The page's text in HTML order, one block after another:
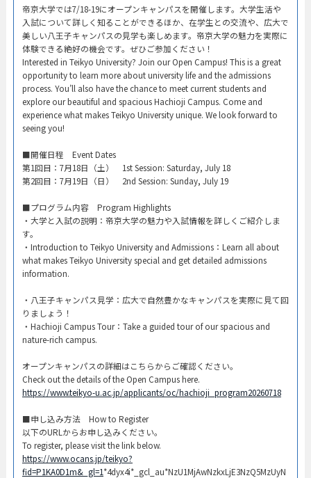
帝京大学では7/18-19にオープンキャンパスを開催します。大学生活や
入試について詳しく知ることができるほか、在学生との交流や、広大で
美しい八王子キャンパスの見学も楽しめます。帝京大学の魅力を実際に
体験できる絶好の機会です。ぜひご参加ください！
Interested in Teikyo University? Join our Open Campus! This is a great
opportunity to learn more about university life and the admissions
process. You’ll also have the chance to meet current students and
explore our beautiful and spacious Hachioji Campus. Come and
experience what makes Teikyo University unique. We look forward to
seeing you!
​■開催日程 Event Dates​
第1回目：7月18日（土） 1st Session: Saturday, July 18​
第2回目：7月19日（日） 2nd Session: Sunday, July 19​
■プログラム内容 Program Highlights​
・大学と入試の説明：帝京大学の魅力や入試情報を詳しくご紹介しま
す。​
・Introduction to Teikyo University and Admissions：Learn all about
what makes Teikyo University special and get detailed admissions
information.​
・八王子キャンパス見学：広大で自然豊かなキャンパスを実際に見て回
りましょう！​
・Hachioji Campus Tour：Take a guided tour of our spacious and
nature-rich campus.​
オープンキャンパスの詳細はこちらからご確認ください。​
Check out the details of the Open Campus here.​
https://www.teikyo-u.ac.jp/applicants/oc/hachioji_program20260718
​■申し込み方法 How to Register​
以下のURLからお申し込みください。
To register, please visit the link below.
https://www.ocans.jp/teikyo?
fid=P1KA0D1m&_gl=1*4dyx4i*_gcl_au*NzU1MjAwNzkxLjE3NzQ5MzUyN